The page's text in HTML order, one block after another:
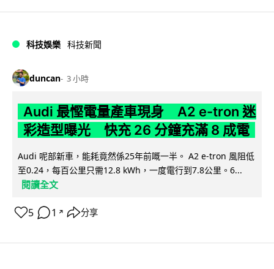
科技娛樂 科技新聞
duncan 3 小時
Audi 最慳電量產車現身 A2 e-tron 迷
彩造型曝光 快充 26 分鐘充滿 8 成電
Audi 呢部新車，能耗竟然係25年前嘅一半。 A2 e-tron 風阻低
至0.24，每百公里只需12.8 kWh，一度電行到7.8公里。6...
閱讀全文
5 1 ↗ 分享